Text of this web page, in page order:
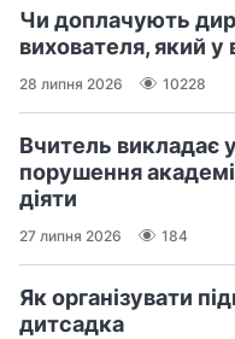
Чи доплачують
вихователя, який у
28 липня 2026 10228
Вчитель викладає
порушення
діяти
27 липня 2026 184
Як організувати
дитсадка